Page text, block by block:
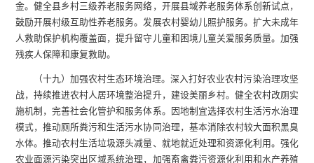
金。健全县乡村三级养老服务网络，开展县域养老服务体系创新试点，
鼓励开展村级互助性养老服务。发展农村婴幼儿照护服务。扩大未成年
人救助保护机构覆盖面，提升留守儿童和困境儿童关爱服务质量。加强
残疾人保障和康复救助。
（十九）加强农村生态环境治理。深入打好农业农村污染治理攻坚
战，持续推进农村人居环境整治提升，建设美丽乡村。健全农村改厕实
施机制，完善社会化管护和服务体系。因地制宜选择农村生活污水治理
模式，推动厕所粪污和生活污水协同治理，基本消除农村较大面积黑臭
水体。推动农村生活垃圾源头减量、就地就近处理和资源化利用。强化
农业面源污染突出区域系统治理，加强畜禽粪污资源化利用和水产养殖